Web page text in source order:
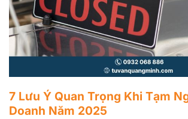
7 Lưu Ý Quan Trọng Khi Tạm
Doanh Năm 2025